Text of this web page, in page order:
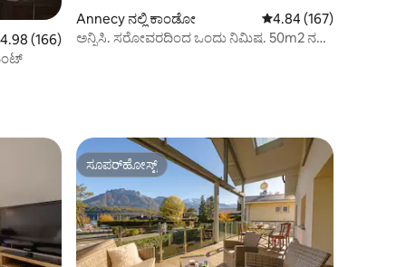
4.98 ಸರಾಸರಿ ರೇಟಿಂಗ್, 166 ವಿಮರ್ಶೆಗಳು
4.98 (166)
Annecy ನಲ್ಲಿ ಕಾಂಡೋ 5 ರಲ್ಲಿ 4.84 ಸರಾಸರಿ
4.84 (167)
ಅನ್ನಿಸಿ. ಸರೋವರದಿಂದ ಒಂದು ನಿಮಿಷ. 50m2 ನ
ಸೂಪರ್‌ಹೋಸ್ಟ್
ಸೂಪರ್‌ಹೋಸ್ಟ್